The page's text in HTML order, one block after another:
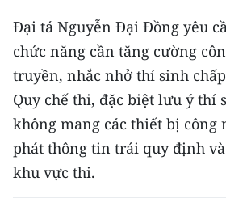
Infographic
TIN MỚI
TIN ĐỊA PHƯƠNG
Trung du và miền núi phía Bắc
Đại tá Nguyễn Đại Đồng yêu
chức năng cần tăng cường
truyền, nhắc nhở thí sinh
Quy chế thi, đặc biệt lưu ý thí
không mang các thiết bị công
phát thông tin trái quy định
khu vực thi.